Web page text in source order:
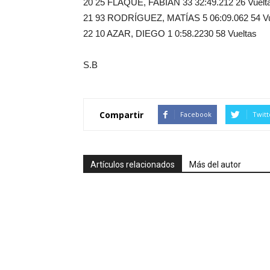
20 25 FLAQUÉ, FABIÁN 33 32:49.212 26
21 93 RODRÍGUEZ, MATÍAS 5 06:09.062 54
22 10 AZAR, DIEGO 1 0:58.2230 58 Vueltas
S.B
Compartir Facebook
Artículos relacionados Más del autor